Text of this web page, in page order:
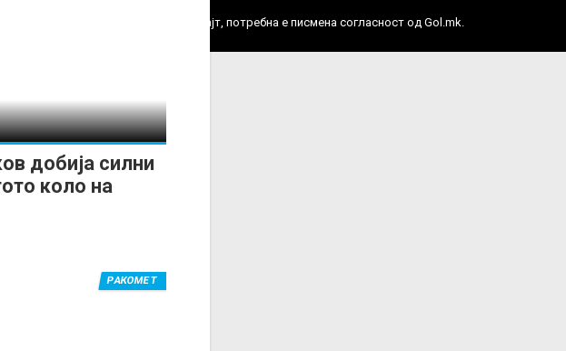
добија силни
коло на
РАКОМЕТ
или податоци од овој веб сајт, потребна е писмена согласност од Gol.mk.